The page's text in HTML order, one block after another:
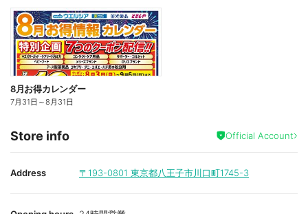
8月お得カレンダー
7月31日 ～8月31日
Store info Official Account
Address 〒193-0801 東京都八王子市川口町1745-3